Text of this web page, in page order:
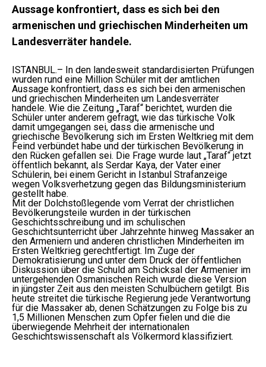
Aussage konfrontiert, dass es sich bei den
armenischen und griechischen Minderheiten um
Landesverräter handele.
ISTANBUL.– In den landesweit standardisierten Prüfungen
wurden rund eine Million Schüler mit der amtlichen
Aussage konfrontiert, dass es sich bei den armenischen
und griechischen Minderheiten um Landesverräter
handele. Wie die Zeitung „Taraf“ berichtet, wurden die
Schüler unter anderem gefragt, wie das türkische Volk
damit umgegangen sei, dass die armenische und
griechische Bevölkerung sich im Ersten Weltkrieg mit dem
Feind verbündet habe und der türkischen Bevölkerung in
den Rücken gefallen sei. Die Frage wurde laut „Taraf“ jetzt
öffentlich bekannt, als Serdar Kaya, der Vater einer
Schülerin, bei einem Gericht in Istanbul Strafanzeige
wegen Volksverhetzung gegen das Bildungsministerium
gestellt habe.
Mit der Dolchstoßlegende vom Verrat der christlichen
Bevölkerungsteile wurden in der türkischen
Geschichtsschreibung und im schulischen
Geschichtsunterricht über Jahrzehnte hinweg Massaker an
den Armeniern und anderen christlichen Minderheiten im
Ersten Weltkrieg gerechtfertigt. Im Zuge der
Demokratisierung und unter dem Druck der öffentlichen
Diskussion über die Schuld am Schicksal der Armenier im
untergehenden Osmanischen Reich wurde diese Version
in jüngster Zeit aus den meisten Schulbüchern getilgt. Bis
heute streitet die türkische Regierung jede Verantwortung
für die Massaker ab, denen Schätzungen zu Folge bis zu
1,5 Millionen Menschen zum Opfer fielen und die die
überwiegende Mehrheit der internationalen
Geschichtswissenschaft als Völkermord klassifiziert.